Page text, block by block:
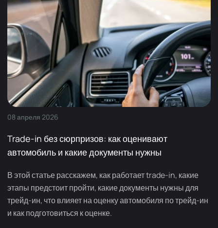
08 апреля 2026
Trade-in без сюрпризов: как оценивают
автомобиль и какие документы нужны
В этой статье расскажем, как работает trade-in, какие
этапы предстоит пройти, какие документы нужны для
трейд-ин, что влияет на оценку автомобиля по трейд-ин
и как подготовиться к оценке.